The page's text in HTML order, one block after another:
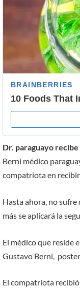
Dr. paraguayo
Berni médico
compatriota en
Hasta ahora, no sufre
más se aplicará la
El médico que reside
Gustavo Berni,
El compatriota recibió